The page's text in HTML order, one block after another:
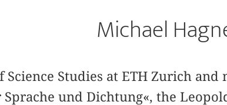
Michael
Science Studies at ETH Zurich and
und Dichtung«, the